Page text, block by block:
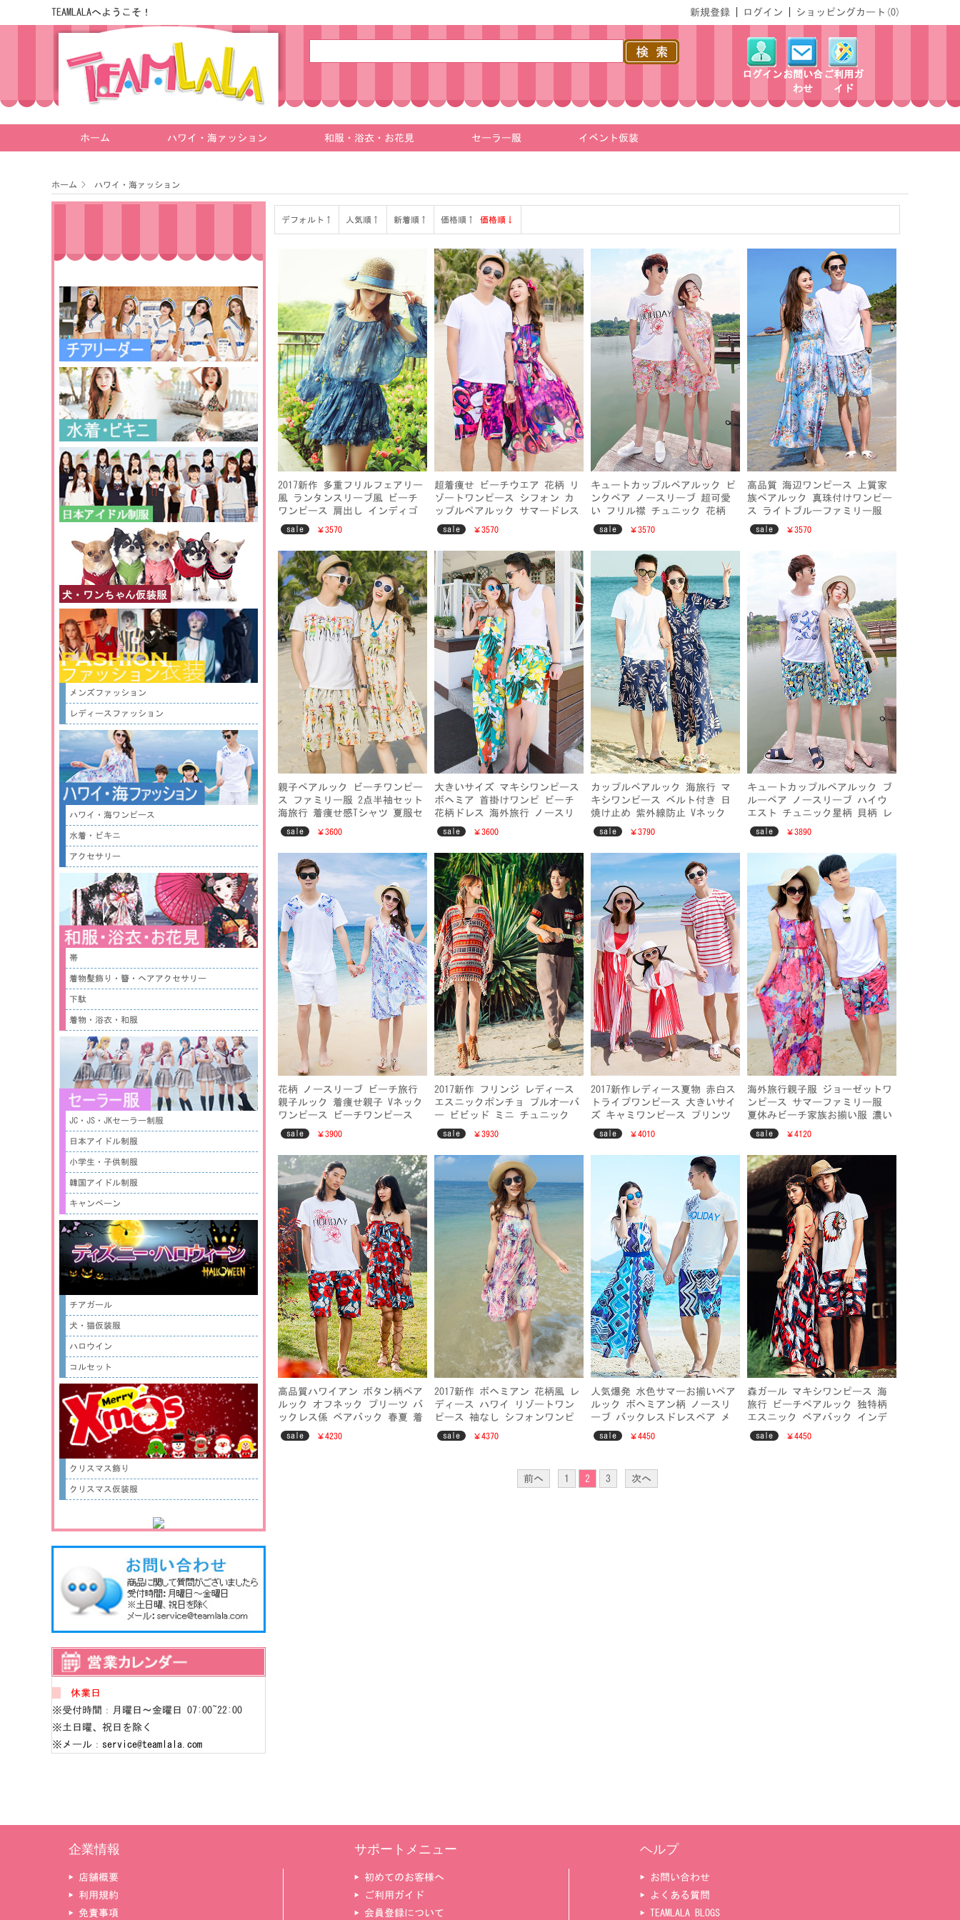
TEAMLALAへようこそ！ ショッピングカート(0)
ログイン
新規登録
ログインお問い合
わせ
ご利用ガ
イド
ホーム ハワイ・海ァッション 和服・浴衣・お花見 セーラー服 イベント仮装
ホーム > ハワイ・海ァッション
メンズファッション
レディースファッション
ハワイ・海ワンピース
水着・ビキニ
アクセサリー
帯
着物髪飾り・簪・ヘアアクセサリー
下駄
着物・浴衣・和服
JC・JS・JKセーラー制服
日本アイドル制服
小学生・子供制服
韓国アイドル制服
キャンペーン
チアガール
犬・猫仮装服
ハロウイン
コルセット
クリスマス飾り
クリスマス仮装服
休業日
※受付時間：月曜日～金曜日 07:00~22:00
※土日曜、祝日を除く
※メール： service@teamlala.com
デフォルト↑ 人気順↑ 新着順↑ 価格順↑ 価格順↓
2017新作 多重フリルフェアリー
風 ランタンスリーブ風 ビーチ
ワンピース 肩出し インディゴ
ブルー 袖フリル ボヘミア風ワ
ンピ フェミニン リゾート デー
ト ハワイ旅行ワンピース
sale ￥3570
超着痩せ ビーチウエア 花柄 リ
ゾートワンピース シフォン カ
ップルペアルック サマードレス
お揃いペア 海外旅行 レディー
ス用ワンピース メンズビーチウ
エア メンズ上下セット激案販売
sale ￥3570
キュートカップルペアルック ピ
ンクペア ノースリーブ 超可愛
い フリル襟 チュニック 花柄
レディースファション 大きいサ
イズ ペアビーチ
sale ￥3570
高品質 海辺ワンピース 上質家
族ペアルック 真珠付けワンピー
ス ライトブルーファミリー服
絹織物 バール付けV襟ワンピー
ス
sale ￥3570
親子ペアルック ビーチワンピー
ス ファミリー服 2点半袖セット
海旅行 着痩せ感Tシャツ 夏服セ
ット豊富
sale ￥3600
大きいサイズ マキシワンピース
ボヘミア 首掛けワンピ ビーチ
花柄ドレス 海外旅行 ノースリ
ーブファッションワンピ
sale ￥3600
カップルペアルック 海旅行 マ
キシワンピース ベルト付き 日
焼け止め 紫外線防止 Vネック
ハイウエスト 七分袖 花柄 シフ
ォン リゾート マキシ丈 着痩せ
感UP メンズ海ファッション
sale ￥3790
キュートカップルペアルック ブ
ルーペア ノースリーブ ハイウ
エスト チュニック星柄 貝柄 レ
ディースファション 大きいサイ
ズ ペアビーチ 夫婦 海外旅行
夏メンズ上下セット 水陸両用パ
ンツ 速乾ビーチパンツ
sale ￥3890
花柄 ノースリーブ ビーチ旅行
親子ルック 着痩せ親子 Vネック
ワンピース ビーチワンピース
海旅行 メンズ2点上下セット 夏
ファミリー服 キッズファッショ
ン夏服
sale ￥3900
2017新作 フリンジ レディース
エスニックポンチョ プルオーバ
ー ビビッド ミニ チュニック
旅行ペアルック 旅ファッション
男上下セット
sale ￥3930
2017新作レディース夏物 赤白ス
トライプワンピース 大きいサイ
ズ キャミワンピース プリンツ
親子服 ビーチファミリー服 リ
ゾートレディースファッション
マキシワンピ 妊娠ワンピース
sale ￥4010
海外旅行親子服 ジョーゼットワ
ンピース サマーファミリー服
夏休みビーチ家族お揃い服 濃い
ピンク花柄ワンピース キャミワ
ンピ マキシワンピース
sale ￥4120
高品質ハワイアン ボタン柄ペア
ルック オフネック プリーツ バ
ックレス係 ベアバック 春夏 着
痩せ 森ガール レディースファ
ッションペアルック
sale ￥4230
2017新作 ボヘミアン 花柄風 レ
ディース ハワイ リゾートワン
ピース 袖なし シフォンワンピ
ース
sale ￥4370
人気爆発 水色サマーお揃いペア
ルック ボヘミアン柄 ノースリ
ーブ バックレスドレスペア メ
ンズビーチ水着 ビーチウエア
花柄 リゾートワンピース シフ
sale ￥4450
森ガール マキシワンピース 海
旅行 ビーチペアルック 独特柄
エスニック ベアバック インデ
ィオ柄 夏メンズ上下セット 水
陸両用パンツ 速乾ビーチパンツ
sale ￥4450
前へ 1 2 3 次へ
企業情報
▶ 店舗概要
▶ 利用規約
▶ 免責事項
サポートメニュー
▶ 初めてのお客様へ
▶ ご利用ガイド
▶ 会員登録について
ヘルプ
▶ お問い合わせ
▶ よくある質問
▶ TEAMLALA BLOGS